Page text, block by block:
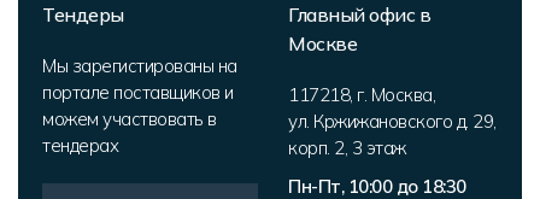
Тендеры
Мы зарегистированы на
портале поставщиков и
можем участвовать в
тендерах
Главный офис в
Москве
117218, г. Москва
ул. Кржижановского д. 29,
корп. 2 3 этаж
Пн-Пт, 10:00 до 18:30